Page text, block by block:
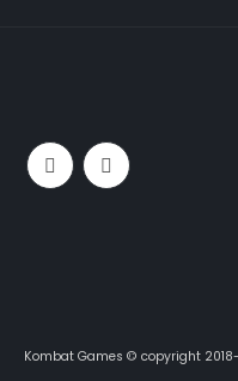
Kombat Games © copyright